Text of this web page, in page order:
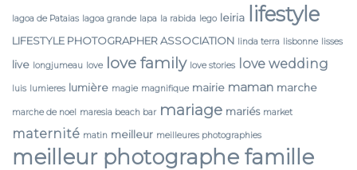
lagoa de Pataias lagoa grande lapa la rabida lego leiria lifestyle
LIFESTYLE PHOTOGRAPHER ASSOCIATION linda terra lisbonne lisses
live longjumeau love love family love stories love wedding
luis lumieres lumière magie magnifique mairie maman marche
marche de noel maresia beach bar mariage mariés market
maternité matin meilleur meilleures photographies
meilleur photographe famille